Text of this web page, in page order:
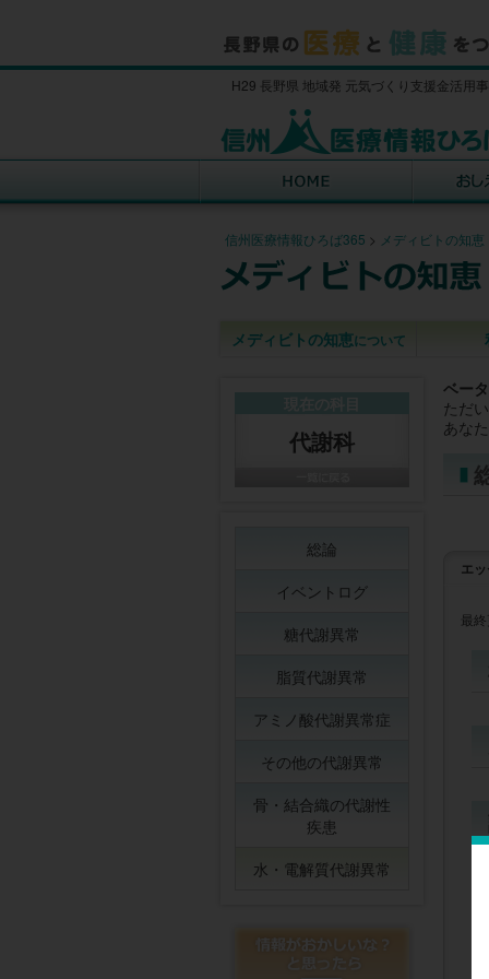
H29 長野県 地域発 元気づくり支援金活用
信州医療情報ひろば365 > メディビトの知恵
メディビトの知恵について
ベー
ただ
あな
エ
最
代謝科
総論
イベントログ
糖代謝異常
脂質代謝異常
アミノ酸代謝異常症
その他の代謝異常
骨・結合織の代謝性
疾患
水・電解質代謝異常